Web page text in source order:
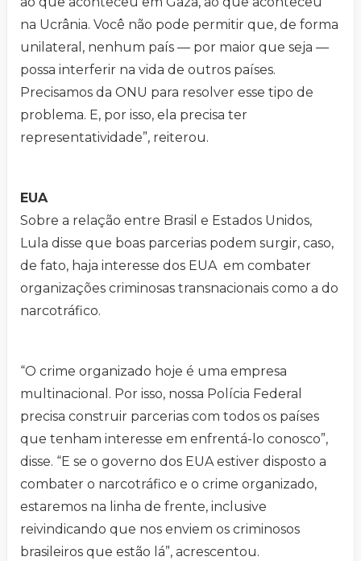
na Ucrânia. Você não pode permitir que, de forma
unilateral, nenhum país — por maior que seja —
possa interferir na vida de outros países.
Precisamos da ONU para resolver esse tipo de
problema. E, por isso, ela precisa ter
representatividade”, reiterou.
EUA
Sobre a relação entre Brasil e Estados Unidos,
Lula disse que boas parcerias podem surgir, caso,
de fato, haja interesse dos EUA em combater
organizações criminosas transnacionais como a do
narcotráfico.
“O crime organizado hoje é uma empresa
multinacional. Por isso, nossa Polícia Federal
precisa construir parcerias com todos os países
que tenham interesse em enfrentá-lo conosco”,
disse. “E se o governo dos EUA estiver disposto a
combater o narcotráfico e o crime organizado,
estaremos na linha de frente, inclusive
reivindicando que nos enviem os criminosos
brasileiros que estão lá”, acrescentou.